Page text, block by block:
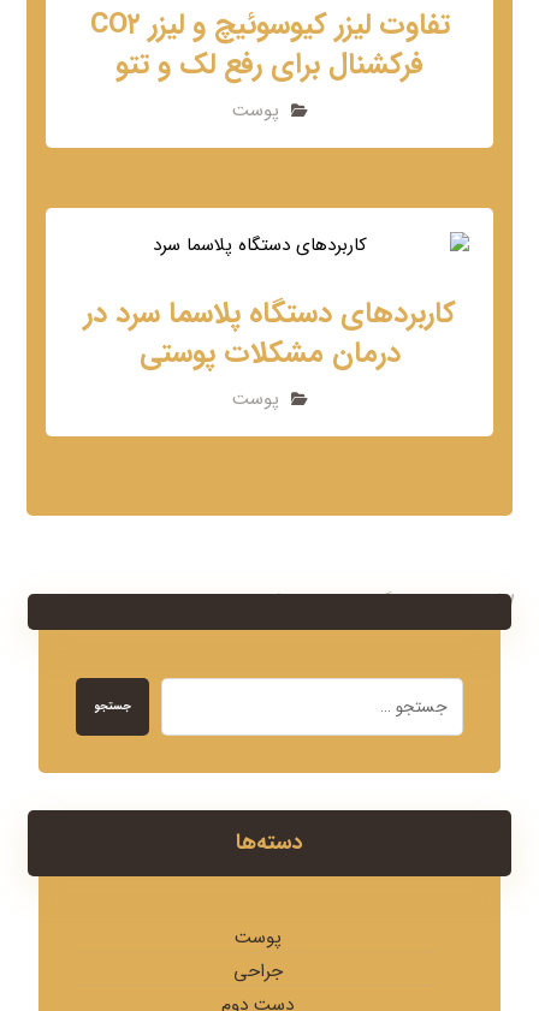
تفاوت لیزر کیوسوئیچ و لیزر CO۲
فرکشنال برای رفع لک و تتو
پوست
کاربردهای دستگاه پلاسما سرد در
درمان مشکلات پوستی
پوست
امکان ارسال دیدگاه وجود ندارد!
جستجو
دسته‌ها
پوست
جراحی
دست دوم